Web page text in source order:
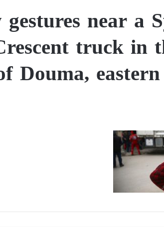
near a
truck in
Douma,